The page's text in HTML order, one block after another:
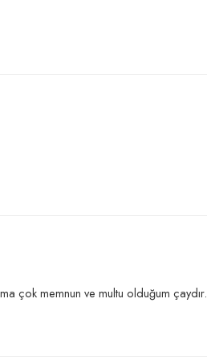
çok memnun ve multu olduğum çaydır.